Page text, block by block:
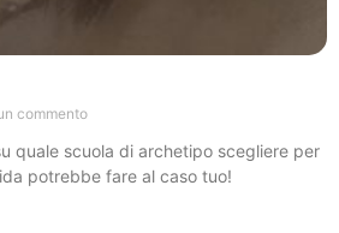
commento
quale scuola di archetipo scegliere per
potrebbe fare al caso tuo!